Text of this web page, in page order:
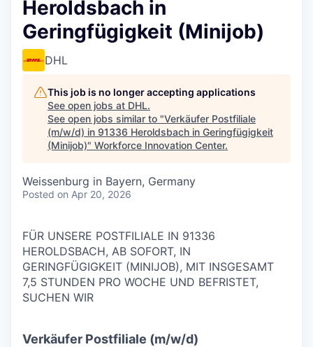
Heroldsbach in
Geringfügigkeit (Minijob)
DHL
This job is no longer accepting applications
See open jobs at DHL.
See open jobs similar to "Verkäufer Postfiliale
(m/w/d) in 91336 Heroldsbach in Geringfügigkeit
(Minijob)" Workforce Innovation Center.
Weissenburg in Bayern, Germany
Posted on Apr 20, 2026
FÜR UNSERE POSTFILIALE IN 91336
HEROLDSBACH, AB SOFORT, IN
GERINGFÜGIGKEIT (MINIJOB), MIT INSGESAMT
7,5 STUNDEN PRO WOCHE UND BEFRISTET,
SUCHEN WIR
Verkäufer Postfiliale (m/w/d)